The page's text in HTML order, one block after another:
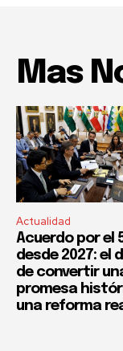
Mas
Actualidad
Acuerdo por el
desde 2027: el
de convertir
promesa
una reforma